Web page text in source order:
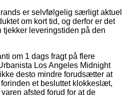
er selvfølgelig særligt aktuel
om kort tid, og derfor er det
tjekker leveringstiden på den
om 1 dags fragt på flere
Los Angeles Midnight
desto mindre forudsætter at
et besluttet klokkeslæt,
afsted forud for at de